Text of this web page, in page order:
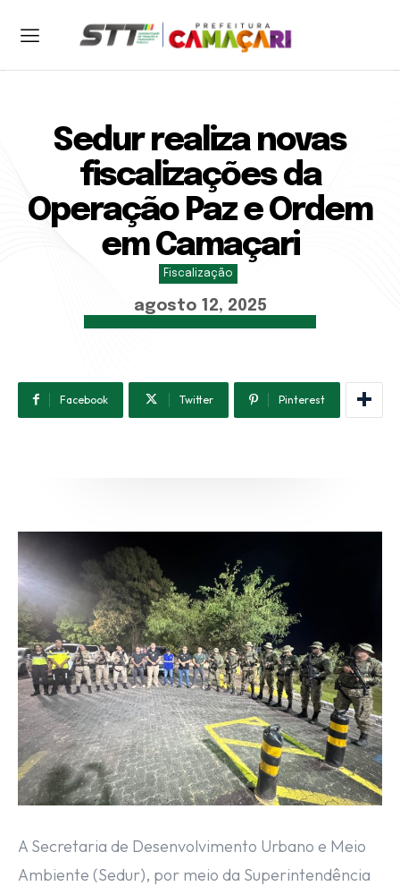
ENTRAR
Home
Sobre a STT
Serviços
Notícias
Central 24h:
(71) 98264-0756
Sedur realiza novas
fiscalizações da
Operação Paz e Ordem
em Camaçari
Fiscalização
agosto 12, 2025
Facebook Twitter Pinterest
A Secretaria de Desenvolvimento Urbano e Meio
Ambiente (Sedur), por meio da Superintendência